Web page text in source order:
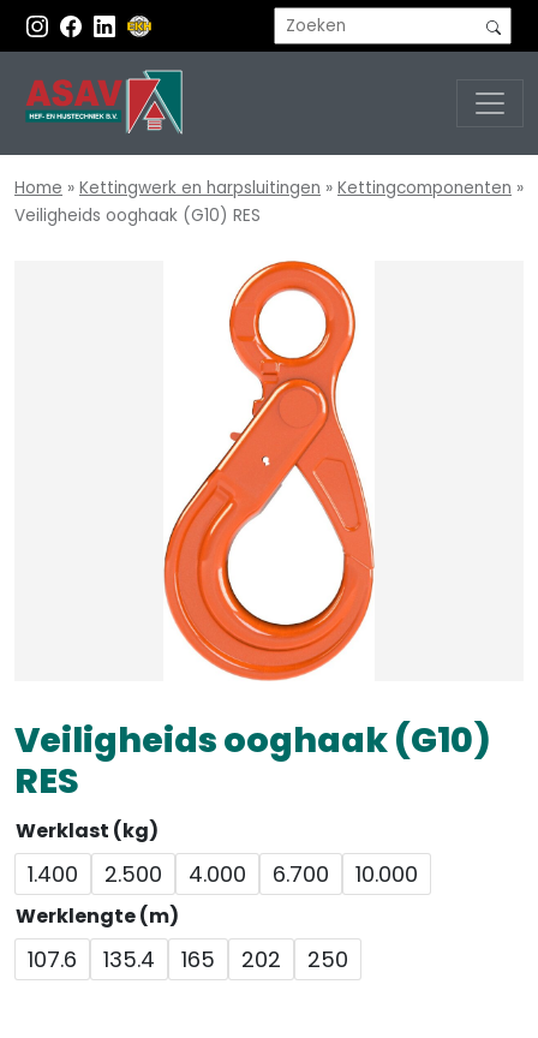
Home » Kettingwerk en harpsluitingen » Kettingcomponenten »
Veiligheids ooghaak (G10) RES
Veiligheids ooghaak (G10)
RES
Werklast (kg)
1.400 2.500 4.000 6.700 10.000
Werklengte (m)
107.6 135.4 165 202 250